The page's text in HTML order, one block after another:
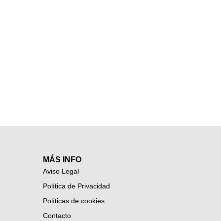
MÁS INFO
Aviso Legal
Política de Privacidad
Políticas de cookies
Contacto